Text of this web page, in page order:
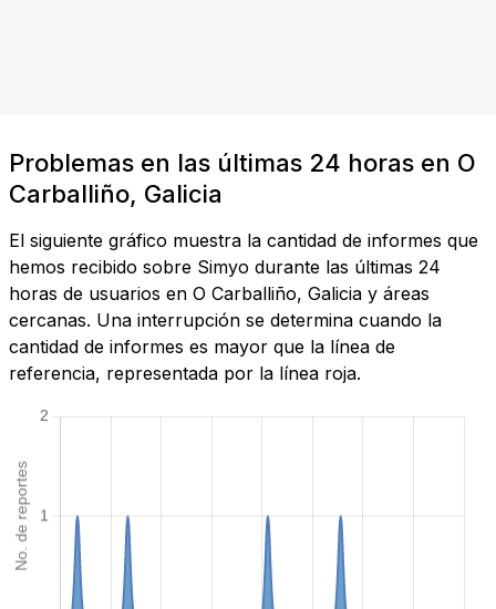
Problemas en las últimas 24 horas en O
Carballiño, Galicia
El siguiente gráfico muestra la cantidad de informes que
hemos recibido sobre Simyo durante las últimas 24
horas de usuarios en O Carballiño, Galicia y áreas
cercanas. Una interrupción se determina cuando la
cantidad de informes es mayor que la línea de
referencia, representada por la línea roja.